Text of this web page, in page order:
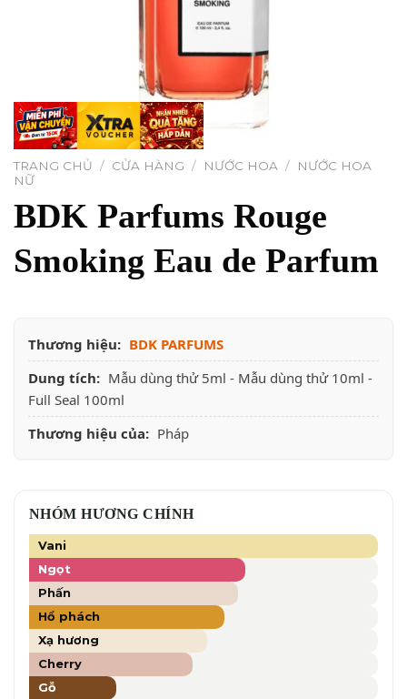
TRANG CHỦ / CỬA HÀNG / NƯỚC HOA /
NƯỚC HOA
NỮ
BDK Parfums Rouge
Smoking Eau de Parfum
Thương hiệu: BDK PARFUMS
Dung tích: Mẫu dùng thử 5ml - Mẫu dùng thử 10ml -
Full Seal 100ml
Thương hiệu của: Pháp
NHÓM HƯƠNG CHÍNH
Vani
Ngọt
Phấn
Hổ phách
Xạ hương
Cherry
Gỗ